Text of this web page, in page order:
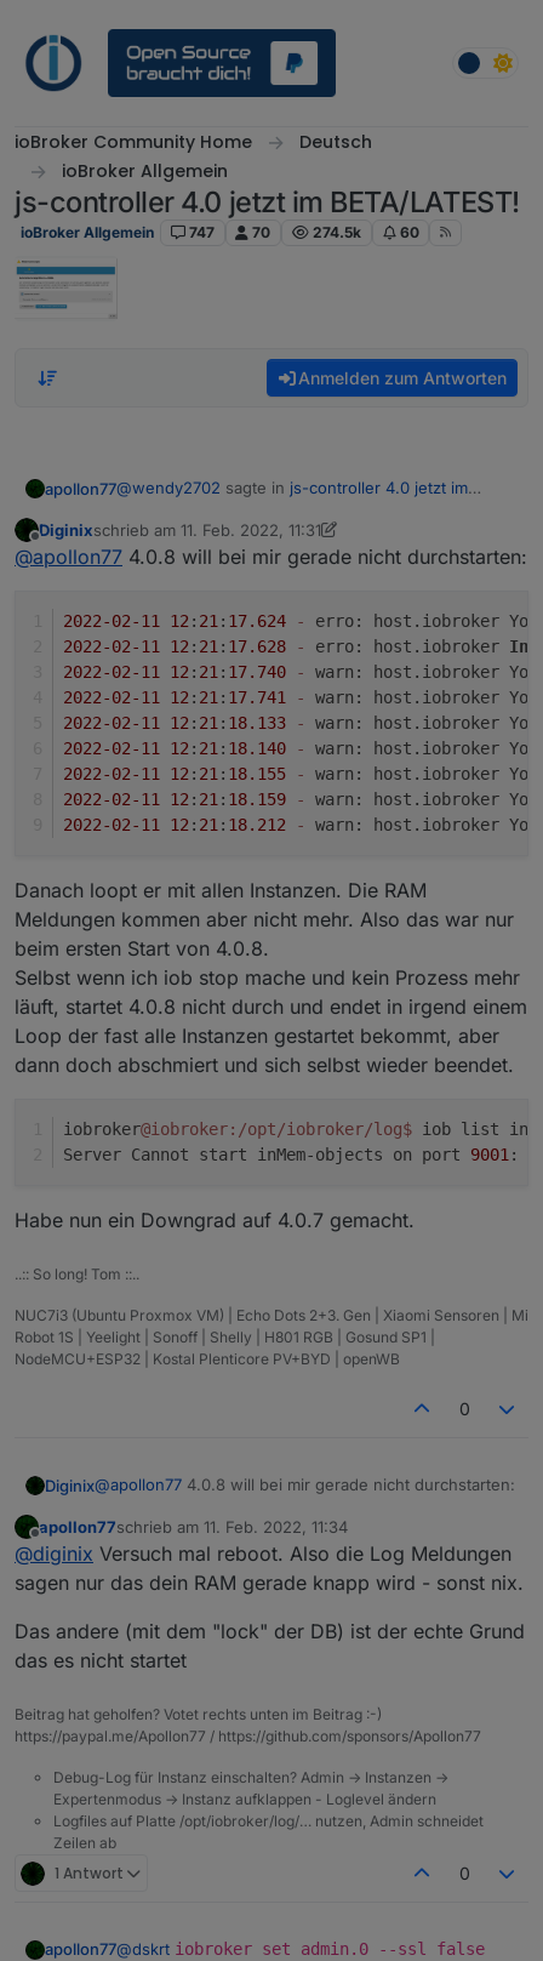
ioBroker Community Home
Deutsch
ioBroker Allgemein
js-controller 4.0 jetzt im BETA/LATEST!
ioBroker Allgemein 747 70 274.5k 60
Anmelden zum Antworten
apollon77@wendy2702 sagte in js-controller 4.0 jetzt im
Adapter/Instanzen welche bei der
kleine Optimierung. Nicht das man wenn man
nicht darauf achtet nachher mehrere BackitUp
Instanzen hat die Zeitgleich Backups machen
oder so.
du also sehen. Nur vom "da liegenden Code"
passiert nix. Aber ja. Müsste man mal überlegen wie
man das erkennen könnte
Offline
Diginixschrieb am 11. Feb. 2022, 11:31
zuletzt editiert von Diginix 2. Nov. 2022, 12:35
@apollon77 4.0.8 will bei mir gerade nicht durchstarten:
2022-02-11 12: 21: 17.624 -
erro: host.iobroker
2022-02-11 12: 21: 17.628 - erro: host.iobroker In
2022-02-11 12: 21: 17.740 -
warn: host.iobroker
2022-02-11 12: 21: 17.741 -
warn: host.iobroker
2022-02-11 12: 21: 18.133 -
warn: host.iobroker
2022-02-11 12: 21: 18.140 -
warn: host.iobroker
2022-02-11 12: 21: 18.155 -
warn: host.iobroker
2022-02-11 12: 21: 18.159 -
warn: host.iobroker
2022-02-11 12: 21: 18.212 - warn: host.iobroker
Danach loopt er mit allen Instanzen. Die RAM
Meldungen kommen aber nicht mehr. Also das war nur
beim ersten Start von 4.0.8.
Selbst wenn ich iob stop mache und kein Prozess mehr
läuft, startet 4.0.8 nicht durch und endet in irgend einem
Loop der fast alle Instanzen gestartet bekommt, aber
dann doch abschmiert und sich selbst wieder beendet.
iobroker@iobroker:/opt/iobroker/log$ iob list
Server Cannot start inMem-objects on port 9001:
Habe nun ein Downgrad auf 4.0.7 gemacht.
..:: So long! Tom ::..
NUC7i3 (Ubuntu Proxmox VM) | Echo Dots 2+3. Gen | Xiaomi Sensoren | Mi
Robot 1S | Yeelight | Sonoff | Shelly | H801 RGB | Gosund SP1 |
NodeMCU+ESP32 | Kostal Plenticore PV+BYD | openWB
0
Diginix@apollon77 4.0.8 will bei mir gerade nicht durchstarten:
2022-02-11 12:21:17.624 - erro: host.iobroker
2022-02-11 12:21:17.628 - erro:
2022-02-11 12:21:17.740 - warn:
2022-02-11 12:21:18.133 - warn:
2022-02-11 12:21:18.155 - warn:
Danach loopt er mit allen Instanzen. Die RAM
Meldungen kommen aber nicht mehr. Also das war nur
beim ersten Start von 4.0.8.
Selbst wenn ich iob stop mache und kein Prozess mehr
läuft, startet 4.0.8 nicht durch und endet in irgend
aber dann doch abschmiert und sich selbst wieder
beendet.
iobroker@iobroker:/opt/iobroker/log$ iob list
Habe nun ein Downgrad auf 4.0.7 gemacht.
Offline
apollon77schrieb am 11. Feb. 2022, 11:34
zuletzt editiert von
@diginix Versuch mal reboot. Also die Log Meldungen
sagen nur das dein RAM gerade knapp wird - sonst nix.
Das andere (mit dem "lock" der DB) ist der echte Grund
das es nicht startet
Beitrag hat geholfen? Votet rechts unten im Beitrag :-)
https://paypal.me/Apollon77 / https://github.com/sponsors/Apollon77
Debug-Log für Instanz einschalten? Admin -> Instanzen ->
Expertenmodus -> Instanz aufklappen - Loglevel ändern
Logfiles auf Platte /opt/iobroker/log/… nutzen, Admin schneidet
Zeilen ab
1 Antwort 0
apollon77@dskrt iobroker set admin.0 --ssl false